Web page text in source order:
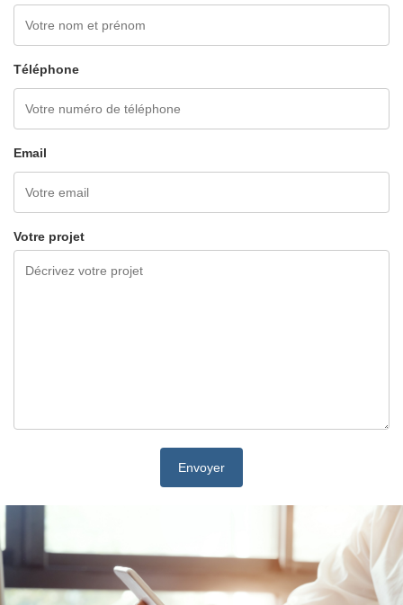
Téléphone
Email
Votre projet